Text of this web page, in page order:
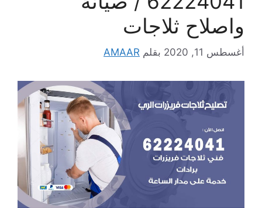
واصلاح ثلاجات
أغسطس 11, 2020 بقلم AMAAR